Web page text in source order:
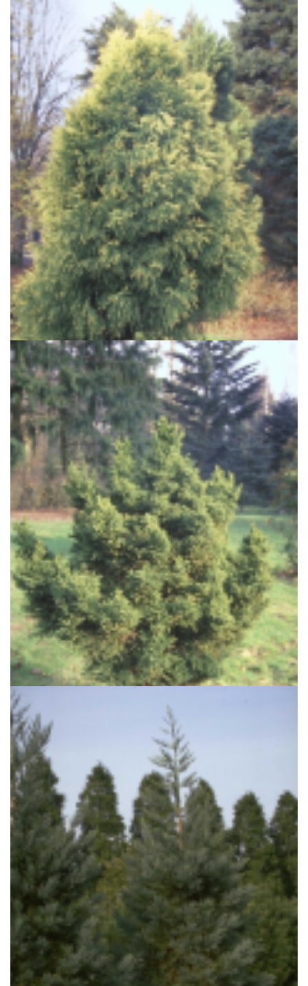
Japanse cipres
Cryptomeria japonica 'Sekkan'
Japanse cipres
Cryptomeria japonica 'Pygmaea'